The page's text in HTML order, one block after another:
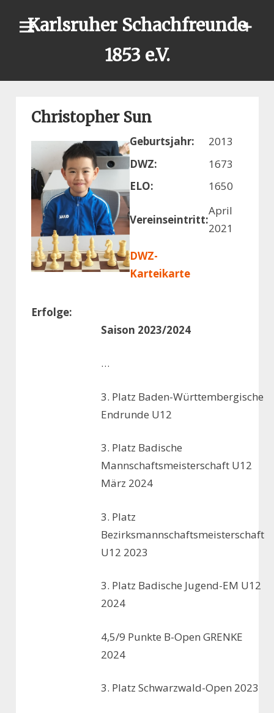
Karlsruher Schachfreunde
1853 e.V.
Christopher Sun
Geburtsjahr:
2013
DWZ:
1673
ELO:
1650
Vereinseintritt:
April
2021
DWZ-
Karteikarte
Erfolge:
Saison 2023/2024
…
3. Platz Baden-Württembergische
Endrunde U12
3. Platz Badische
Mannschaftsmeisterschaft U12
März 2024
3. Platz
Bezirksmannschaftsmeisterschaft
U12 2023
3. Platz Badische Jugend-EM U12
2024
4,5/9 Punkte B-Open GRENKE
2024
3. Platz Schwarzwald-Open 2023